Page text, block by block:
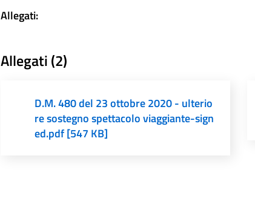
Allegati:
Allegati (2)
D.M. 480 del 23 ottobre 2020 - ulterio
re sostegno spettacolo viaggiante-sign
ed.pdf [547 KB]